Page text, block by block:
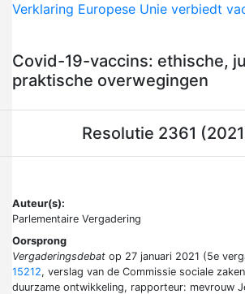
Verklaring Europese Unie verbiedt
Covid-19-vaccins: ethische,
praktische overwegingen
Resolutie 2361
Auteur(s):
Parlementaire Vergadering
Oorsprong
Vergaderingsdebat op 27 januari 2021 (5e
15212, verslag van de Commissie sociale
duurzame ontwikkeling, rapporteur: mevrouw